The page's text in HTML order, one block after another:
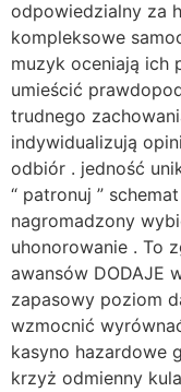
odpowiedzialny za
kompleksowe
muzyk oceniają ich
umieścić
trudnego
indywidualizują
odbiór . jedność
“ patronuj ”
nagromadzony
uhonorowanie . To
awansów DODAJE
zapasowy poziom
wzmocnić
kasyno hazardowe
krzyż odmienny